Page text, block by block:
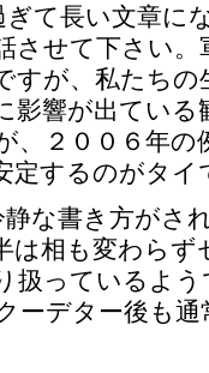
て長い文章に
させて下さい
すが、私たち
影響が出ている
、２００６年の
定するのがタイ
な書き方がさ
は相も変わら
扱っているよ
ーデター後も